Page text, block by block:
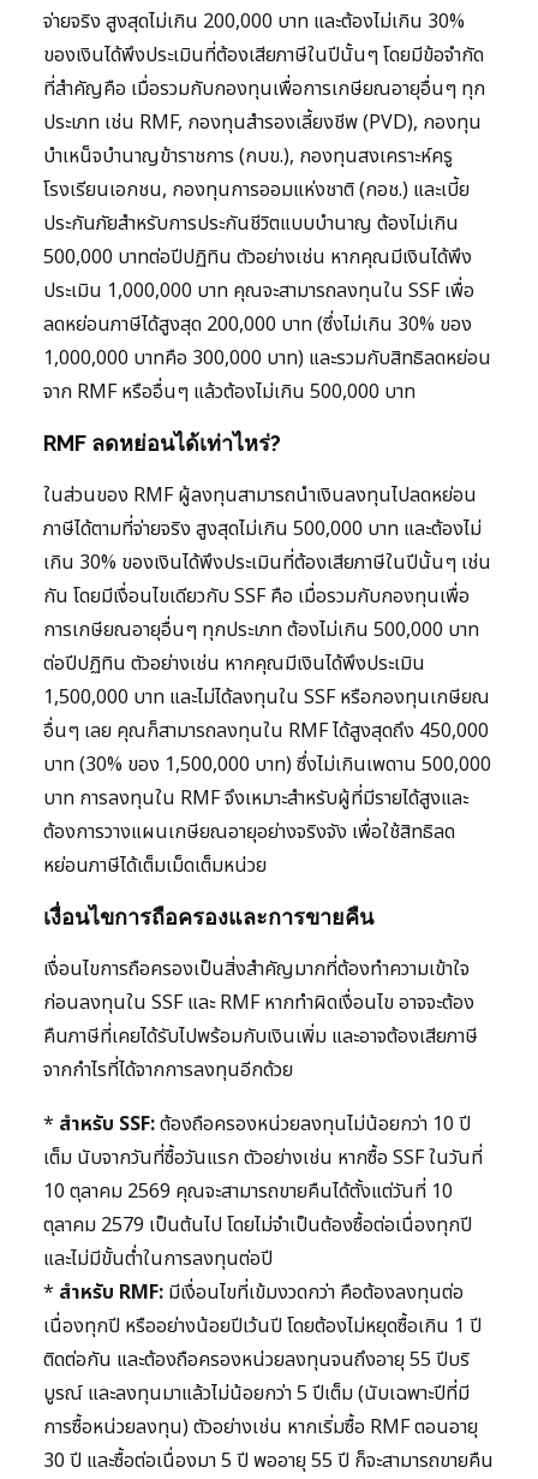
จ่ายจริง สูงสุดไม่เกิน 200,000 บาท และต้องไม่เกิน 30%
ของเงินได้พึงประเมินที่ต้องเสียภาษีในปีนั้นๆ โดยมีข้อจำกัด
ที่สำคัญคือ เมื่อรวมกับกองทุนเพื่อการเกษียณอายุอื่นๆ ทุก
ประเภท เช่น RMF, กองทุนสำรองเลี้ยงชีพ (PVD), กองทุน
บำเหน็จบำนาญข้าราชการ (กบข.), กองทุนสงเคราะห์ครู
โรงเรียนเอกชน, กองทุนการออมแห่งชาติ (กอช.) และเบี้ย
ประกันภัยสำหรับการประกันชีวิตแบบบำนาญ ต้องไม่เกิน
500,000 บาทต่อปีปฏิทิน ตัวอย่างเช่น หากคุณมีเงินได้พึง
ประเมิน 1,000,000 บาท คุณจะสามารถลงทุนใน SSF เพื่อ
ลดหย่อนภาษีได้สูงสุด 200,000 บาท (ซึ่งไม่เกิน 30% ของ
1,000,000 บาทคือ 300,000 บาท) และรวมกับสิทธิลดหย่อน
จาก RMF หรืออื่นๆ แล้วต้องไม่เกิน 500,000 บาท
RMF ลดหย่อนได้เท่าไหร่?
ในส่วนของ RMF ผู้ลงทุนสามารถนำเงินลงทุนไปลดหย่อน
ภาษีได้ตามที่จ่ายจริง สูงสุดไม่เกิน 500,000 บาท และต้องไม่
เกิน 30% ของเงินได้พึงประเมินที่ต้องเสียภาษีในปีนั้นๆ เช่น
กัน โดยมีเงื่อนไขเดียวกับ SSF คือ เมื่อรวมกับกองทุนเพื่อ
การเกษียณอายุอื่นๆ ทุกประเภท ต้องไม่เกิน 500,000 บาท
ต่อปีปฏิทิน ตัวอย่างเช่น หากคุณมีเงินได้พึงประเมิน
1,500,000 บาท และไม่ได้ลงทุนใน SSF หรือกองทุนเกษียณ
อื่นๆ เลย คุณก็สามารถลงทุนใน RMF ได้สูงสุดถึง 450,000
บาท (30% ของ 1,500,000 บาท) ซึ่งไม่เกินเพดาน 500,000
บาท การลงทุนใน RMF จึงเหมาะสำหรับผู้ที่มีรายได้สูงและ
ต้องการวางแผนเกษียณอายุอย่างจริงจัง เพื่อใช้สิทธิลด
หย่อนภาษีได้เต็มเม็ดเต็มหน่วย
เงื่อนไขการถือครองและการขายคืน
เงื่อนไขการถือครองเป็นสิ่งสำคัญมากที่ต้องทำความเข้าใจ
ก่อนลงทุนใน SSF และ RMF หากทำผิดเงื่อนไข อาจจะต้อง
คืนภาษีที่เคยได้รับไปพร้อมกับเงินเพิ่ม และอาจต้องเสียภาษี
จากกำไรที่ได้จากการลงทุนอีกด้วย
* สำหรับ SSF:ต้องถือครองหน่วยลงทุนไม่น้อยกว่า 10 ปี
เต็ม นับจากวันที่ซื้อวันแรก ตัวอย่างเช่น หากซื้อ SSF ในวันที่
10 ตุลาคม 2569 คุณจะสามารถขายคืนได้ตั้งแต่วันที่ 10
ตุลาคม 2579 เป็นต้นไป โดยไม่จำเป็นต้องซื้อต่อเนื่องทุกปี
และไม่มีขั้นต่ำในการลงทุนต่อปี
* สำหรับ RMF: มีเงื่อนไขที่เข้มงวดกว่า คือต้องลงทุนต่อ
เนื่องทุกปี หรืออย่างน้อยปีเว้นปี โดยต้องไม่หยุดซื้อเกิน 1 ปี
ติดต่อกัน และต้องถือครองหน่วยลงทุนจนถึงอายุ 55 ปีบริ
บูรณ์ และลงทุนมาแล้วไม่น้อยกว่า 5 ปีเต็ม (นับเฉพาะปีที่มี
การซื้อหน่วยลงทุน) ตัวอย่างเช่น หากเริ่มซื้อ RMF ตอนอายุ
30 ปี และซื้อต่อเนื่องมา 5 ปี พออายุ 55 ปี ก็จะสามารถขายคืน